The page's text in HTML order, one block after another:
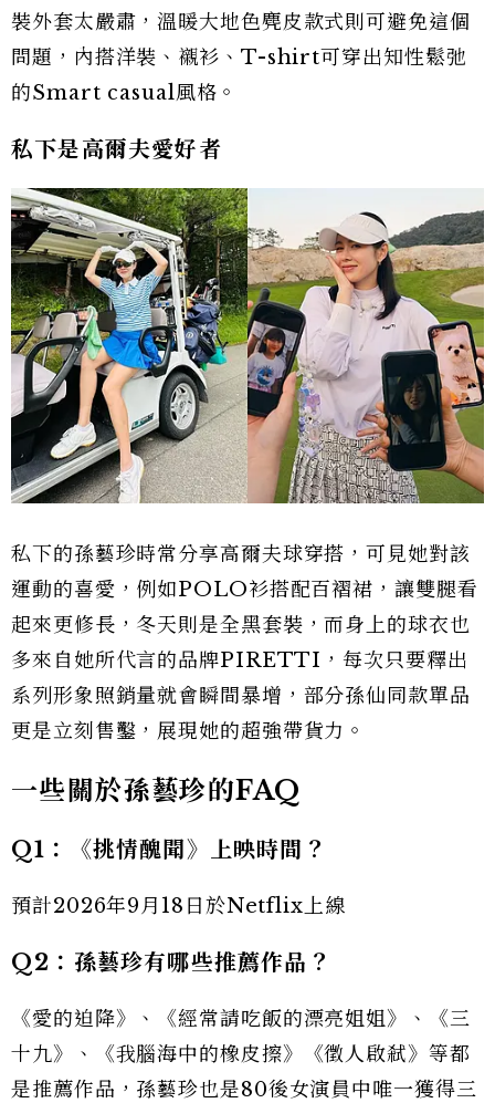
裝外套太嚴肅，溫暖大地色麂皮款式則可避免這個
問題，內搭洋裝、襯衫、T-shirt可穿出知性鬆弛
的Smart casual風格。
私下是高爾夫愛好者
私下的孫藝珍時常分享高爾夫球穿搭，可見她對該
運動的喜愛，例如POLO衫搭配百褶裙，讓雙腿看
起來更修長，冬天則是全黑套裝，而身上的球衣也
多來自她所代言的品牌PIRETTI，每次只要釋出
系列形象照銷量就會瞬間暴增，部分孫仙同款單品
更是立刻售鑿，展現她的超強帶貨力。
一些關於孫藝珍的FAQ
Q1：《挑情醜聞》上映時間？
預計2026年9月18日於Netflix上線
Q2：孫藝珍有哪些推薦作品？
《愛的迫降》、《經常請吃飯的漂亮姐姐》、《三
十九》、《我腦海中的橡皮擦》《徵人啟弒》等都
是推薦作品，孫藝珍也是80後女演員中唯一獲得三